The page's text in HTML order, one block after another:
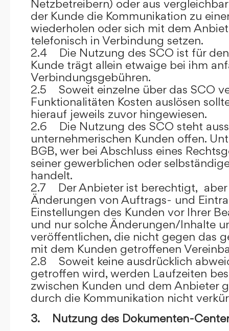
Netzbetreibern) oder aus
der Kunde die Kommunikation zu
wiederholen oder sich mit dem
telefonisch in Verbindung setzen.
2.4 Die Nutzung des SCO ist für den
Kunde trägt allein etwaige bei ihm
Verbindungsgebühren.
2.5 Soweit einzelne über das SCO
Funktionalitäten Kosten auslösen
hierauf jeweils zuvor hingewiesen.
2.6 Die Nutzung des SCO steht
unternehmerischen Kunden offen.
BGB, wer bei Abschluss eines
seiner gewerblichen oder
handelt.
2.7 Der Anbieter ist berechtigt,
Änderungen von Auftrags- und
Einstellungen des Kunden vor Ihrer
und nur solche Änderungen/Inhalte
veröffentlichen, die nicht gegen das
mit dem Kunden getroffenen
2.8 Soweit keine ausdrücklich
getroffen wird, werden Laufzeiten
zwischen Kunden und dem Anbieter
durch die Kommunikation nicht
3. Nutzung des Dokumenten-